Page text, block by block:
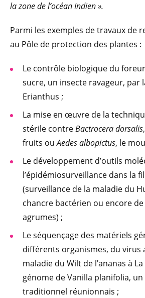
la zone de l’océan Indien ».
Parmi les exemples de travaux de
au Pôle de protection des plantes :
Le contrôle biologique du
sucre, un insecte ravageur, par
Erianthus ;
La mise en œuvre de la
stérile contreBactrocera dorsalis
fruits ouAedes albopictus, le
Le développement d’outils
l’épidémiosurveillance dans la
(surveillance de la maladie du
chancre bactérien ou encore de
agrumes) ;
Le séquençage des matériels
différents organismes, du virus
maladie du Wilt de l’ananas à
génome de Vanilla planifolia,
traditionnel réunionnais ;